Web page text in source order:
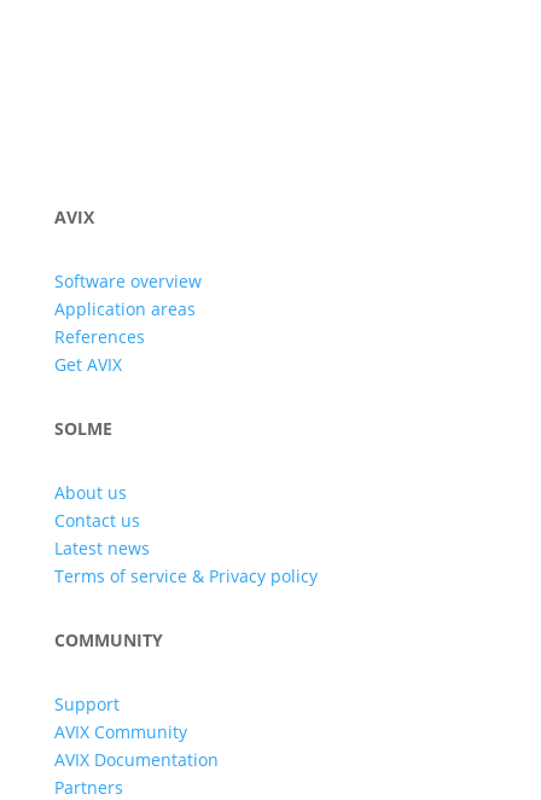
AVIX
Software overview
Application areas
References
Get AVIX
SOLME
About us
Contact us
Latest news
Terms of service & Privacy policy
COMMUNITY
Support
AVIX Community
AVIX Documentation
Partners